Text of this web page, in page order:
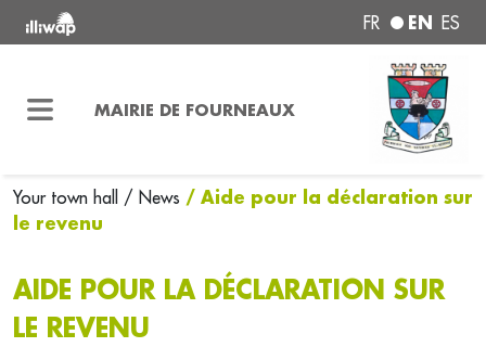
FR EN ES
MAIRIE DE FOURNEAUX
Your town hall / News / Aide pour la déclaration sur
le revenu
AIDE POUR LA DÉCLARATION SUR
LE REVENU